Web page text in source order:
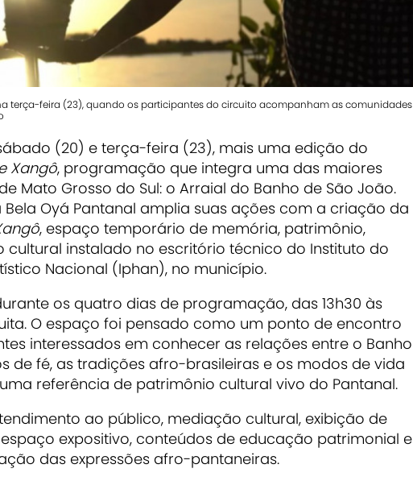
terça-feira (23), quando os participantes do circuito acompanham as comunidades
(20) e terça-feira (23), mais uma edição do
Xangô, programação que integra uma das maiores
Mato Grosso do Sul: o Arraial do Banho de São João.
Bela Oyá Pantanal amplia suas ações com a criação da
, espaço temporário de memória, patrimônio,
instalado no escritório técnico do Instituto do
Nacional (Iphan), no município.
os quatro dias de programação, das 13h30 às
O espaço foi pensado como um ponto de encontro
interessados em conhecer as relações entre o Banho
de fé, as tradições afro-brasileiras e os modos de vida
referência de patrimônio cultural vivo do Pantanal.
ao público, mediação cultural, exibição de
expositivo, conteúdos de educação patrimonial e
das expressões afro-pantaneiras.